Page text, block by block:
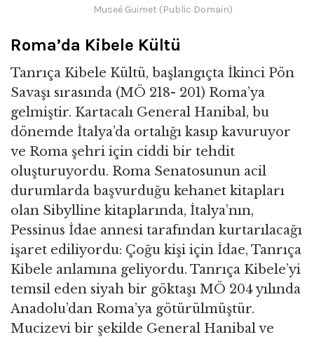
Museé Guimet (Public Domain)
Roma’da Kibele Kültü
Tanrıça Kibele Kültü, başlangıçta İkinci Pön
Savaşı sırasında (MÖ 218- 201) Roma’ya
gelmiştir. Kartacalı General Hanibal, bu
dönemde İtalya’da ortalığı kasıp kavuruyor
ve Roma şehri için ciddi bir tehdit
oluşturuyordu. Roma Senatosunun acil
durumlarda başvurduğu kehanet kitapları
olan Sibylline kitaplarında, İtalya’nın,
Pessinus İdae annesi tarafından kurtarılacağı
işaret ediliyordu: Çoğu kişi için İdae, Tanrıça
Kibele anlamına geliyordu. Tanrıça Kibele’yi
temsil eden siyah bir göktaşı MÖ 204 yılında
Anadolu’dan Roma’ya götürülmüştür.
Mucizevi bir şekilde General Hanibal ve